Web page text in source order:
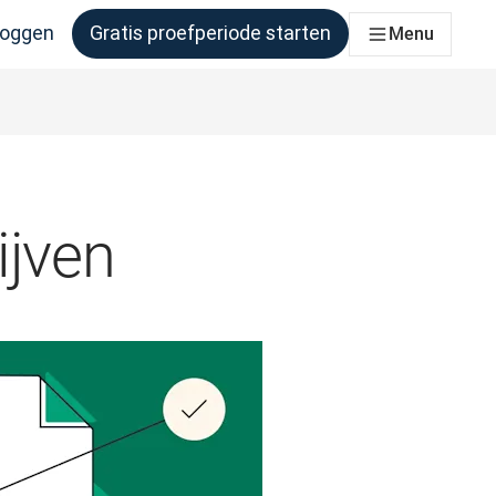
behoefte aan heeft
Gratis proefperiode starten Menu